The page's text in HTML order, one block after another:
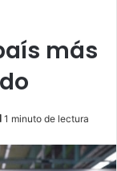
más
1 minuto de lectura